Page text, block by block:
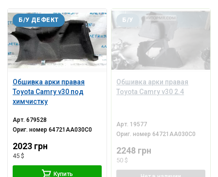
Обшивка арки правая
Toyota Camry v30 под
химчистку
Б/У ДЕФЕКТ
Арт.679528
Ориг. номер64721AA030C0
2023 грн
45 $
Купить
Обшивка арки правая
Toyota Camry v30 2.4
Б/У
Арт. 19577
Ориг. номер 64721AA030C0
2248 грн
50 $